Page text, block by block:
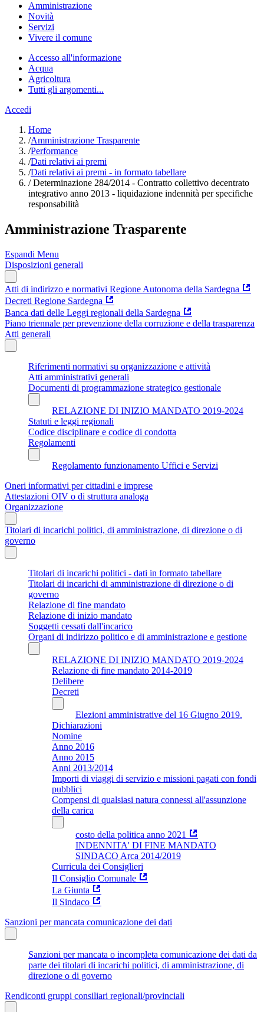
Amministrazione
Novità
Servizi
Vivere il comune
Accesso all'informazione
Acqua
Agricoltura
Tutti gli argomenti...
Accedi
Home
/Amministrazione Trasparente
/Performance
/Dati relativi ai premi
/Dati relativi ai premi - in formato tabellare
/Determinazione 284/2014 - Contratto collettivo decentrato
integrativo anno 2013 - liquidazione indennità per specifiche
responsabilità
Amministrazione Trasparente
Espandi Menu
Disposizioni generali
Atti di indirizzo e normativi Regione Autonoma della Sardegna
Decreti Regione Sardegna
Banca dati delle Leggi regionali della Sardegna
Piano triennale per prevenzione della corruzione e della trasparenza
Atti generali
Riferimenti normativi su organizzazione e attività
Atti amministrativi generali
Documenti di programmazione strategico gestionale
RELAZIONE DI INIZIO MANDATO 2019-2024
Statuti e leggi regionali
Codice disciplinare e codice di condotta
Regolamenti
Regolamento funzionamento Uffici e Servizi
Oneri informativi per cittadini e imprese
Attestazioni OIV o di struttura analoga
Organizzazione
Titolari di incarichi politici, di amministrazione, di direzione o di
governo
Titolari di incarichi politici - dati in formato tabellare
Titolari di incarichi di amministrazione di direzione o di
governo
Relazione di fine mandato
Relazione di inizio mandato
Soggetti cessati dall'incarico
Organi di indirizzo politico e di amministrazione e gestione
RELAZIONE DI INIZIO MANDATO 2019-2024
Relazione di fine mandato 2014-2019
Delibere
Decreti
Elezioni amministrative del 16 Giugno 2019.
Dichiarazioni
Nomine
Anno 2016
Anno 2015
Anni 2013/2014
Importi di viaggi di servizio e missioni pagati con fondi
pubblici
Compensi di qualsiasi natura connessi all'assunzione
della carica
costo della politica anno 2021
INDENNITA' DI FINE MANDATO
SINDACO Arca 2014/2019
Curricula dei Consiglieri
Il Consiglio Comunale
La Giunta
Il Sindaco
Sanzioni per mancata comunicazione dei dati
Sanzioni per mancata o incompleta comunicazione dei dati da
parte dei titolari di incarichi politici, di amministrazione, di
direzione o di governo
Rendiconti gruppi consiliari regionali/provinciali